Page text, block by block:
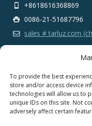
To provide the best
store and/or access device
technologies will allow us to
unique IDs on this site. Not
adversely affect certain
+8618616368869
0086-21-51687796
sales # tarluz.com
Copyright 2025 ©
CO., LTD.